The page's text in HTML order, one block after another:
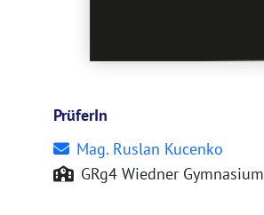
PrüferIn
Mag. Ruslan Kucenko
GRg4 Wiedner Gymnasium